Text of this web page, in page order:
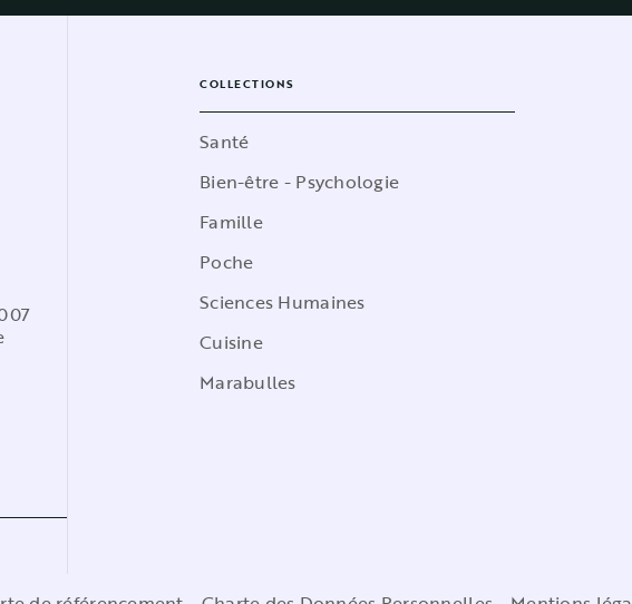
COLLECTIONS
Santé
Bien-être - Psychologie
Famille
Poche
Sciences Humaines
Cuisine
Marabulles